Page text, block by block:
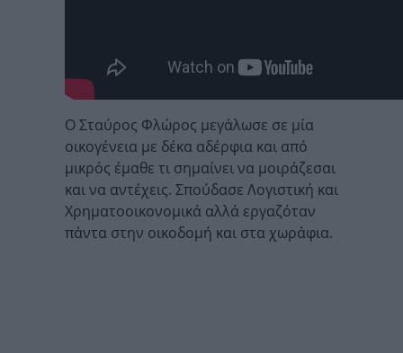
Ο Σταύρος Φλώρος μεγάλωσε σε μία
οικογένεια με δέκα αδέρφια και από
μικρός έμαθε τι σημαίνει να μοιράζεσαι
και να αντέχεις. Σπούδασε Λογιστική και
Χρηματοοικονομικά αλλά εργαζόταν
πάντα στην οικοδομή και στα χωράφια.